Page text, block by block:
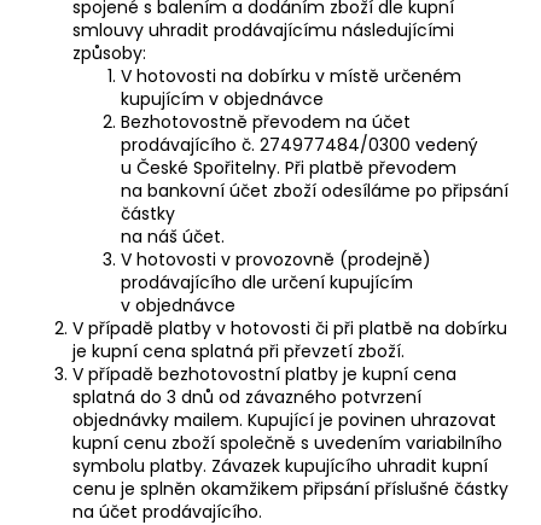
spojené s balením a dodáním zboží dle kupní
smlouvy uhradit prodávajícímu následujícími
způsoby:
V hotovosti na dobírku v místě určeném
kupujícím v objednávce
Bezhotovostně převodem na účet
prodávajícího č. 274977484/0300 vedený
u České Spořitelny. Při platbě převodem
na bankovní účet zboží odesíláme po připsání
částky
na náš účet.
V hotovosti v provozovně (prodejně)
prodávajícího dle určení kupujícím
v objednávce
V případě platby v hotovosti či při platbě na dobírku
je kupní cena splatná při převzetí zboží.
V případě bezhotovostní platby je kupní cena
splatná do 3 dnů od závazného potvrzení
objednávky mailem. Kupující je povinen uhrazovat
kupní cenu zboží společně s uvedením variabilního
symbolu platby. Závazek kupujícího uhradit kupní
cenu je splněn okamžikem připsání příslušné částky
na účet prodávajícího.